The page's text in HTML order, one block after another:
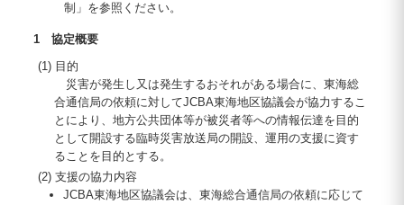
制」を参照ください。
1 協定概要
(1) 目的
災害が発生し又は発生するおそれがある場合に、東海総
合通信局の依頼に対してJCBA東海地区協議会が協力するこ
とにより、地方公共団体等が被災者等への情報伝達を目的
として開設する臨時災害放送局の開設、運用の支援に資す
ることを目的とする。
(2) 支援の協力内容
JCBA東海地区協議会は、東海総合通信局の依頼に応じて